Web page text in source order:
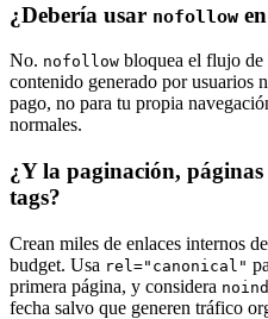
¿Debería usar nofollow
No. nofollow bloquea el flujo de
contenido generado por usuarios
pago, no para tu propia
normales.
¿Y la paginación,
tags?
Crean miles de enlaces internos
budget. Usa rel="canonical"
primera página, y considera
fecha salvo que generen tráfico